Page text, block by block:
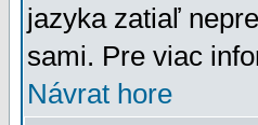
jazyka zatiaľ
sami. Pre viac
Návrat hore